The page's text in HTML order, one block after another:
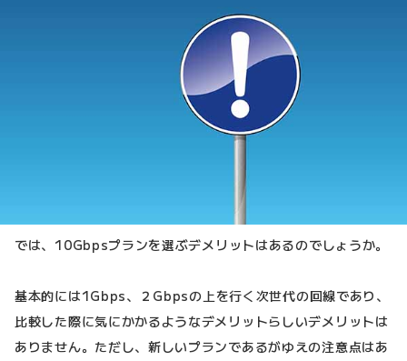
では、10Gbpsプランを選ぶデメリットはあるのでしょうか。
基本的には1Gbps、２Gbpsの上を行く次世代の回線であり、
比較した際に気にかかるようなデメリットらしいデメリットは
ありません。ただし、新しいプランであるがゆえの注意点はあ